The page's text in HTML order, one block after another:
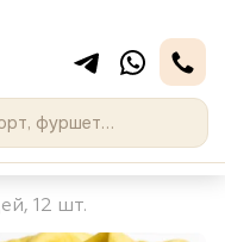
12 шт.